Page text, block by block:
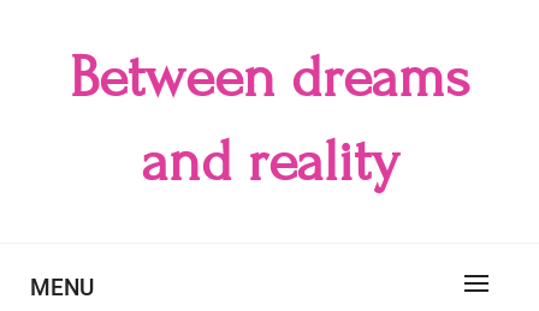
Between dreams
and reality
MENU